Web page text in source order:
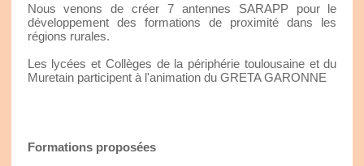
Nous venons de créer 7 antennes SARAPP pour le
développement des formations de proximité dans les
régions rurales.
Les lycées et Collèges de la périphérie toulousaine et du
Muretain participent à l'animation du GRETA GARONNE
Formations proposées